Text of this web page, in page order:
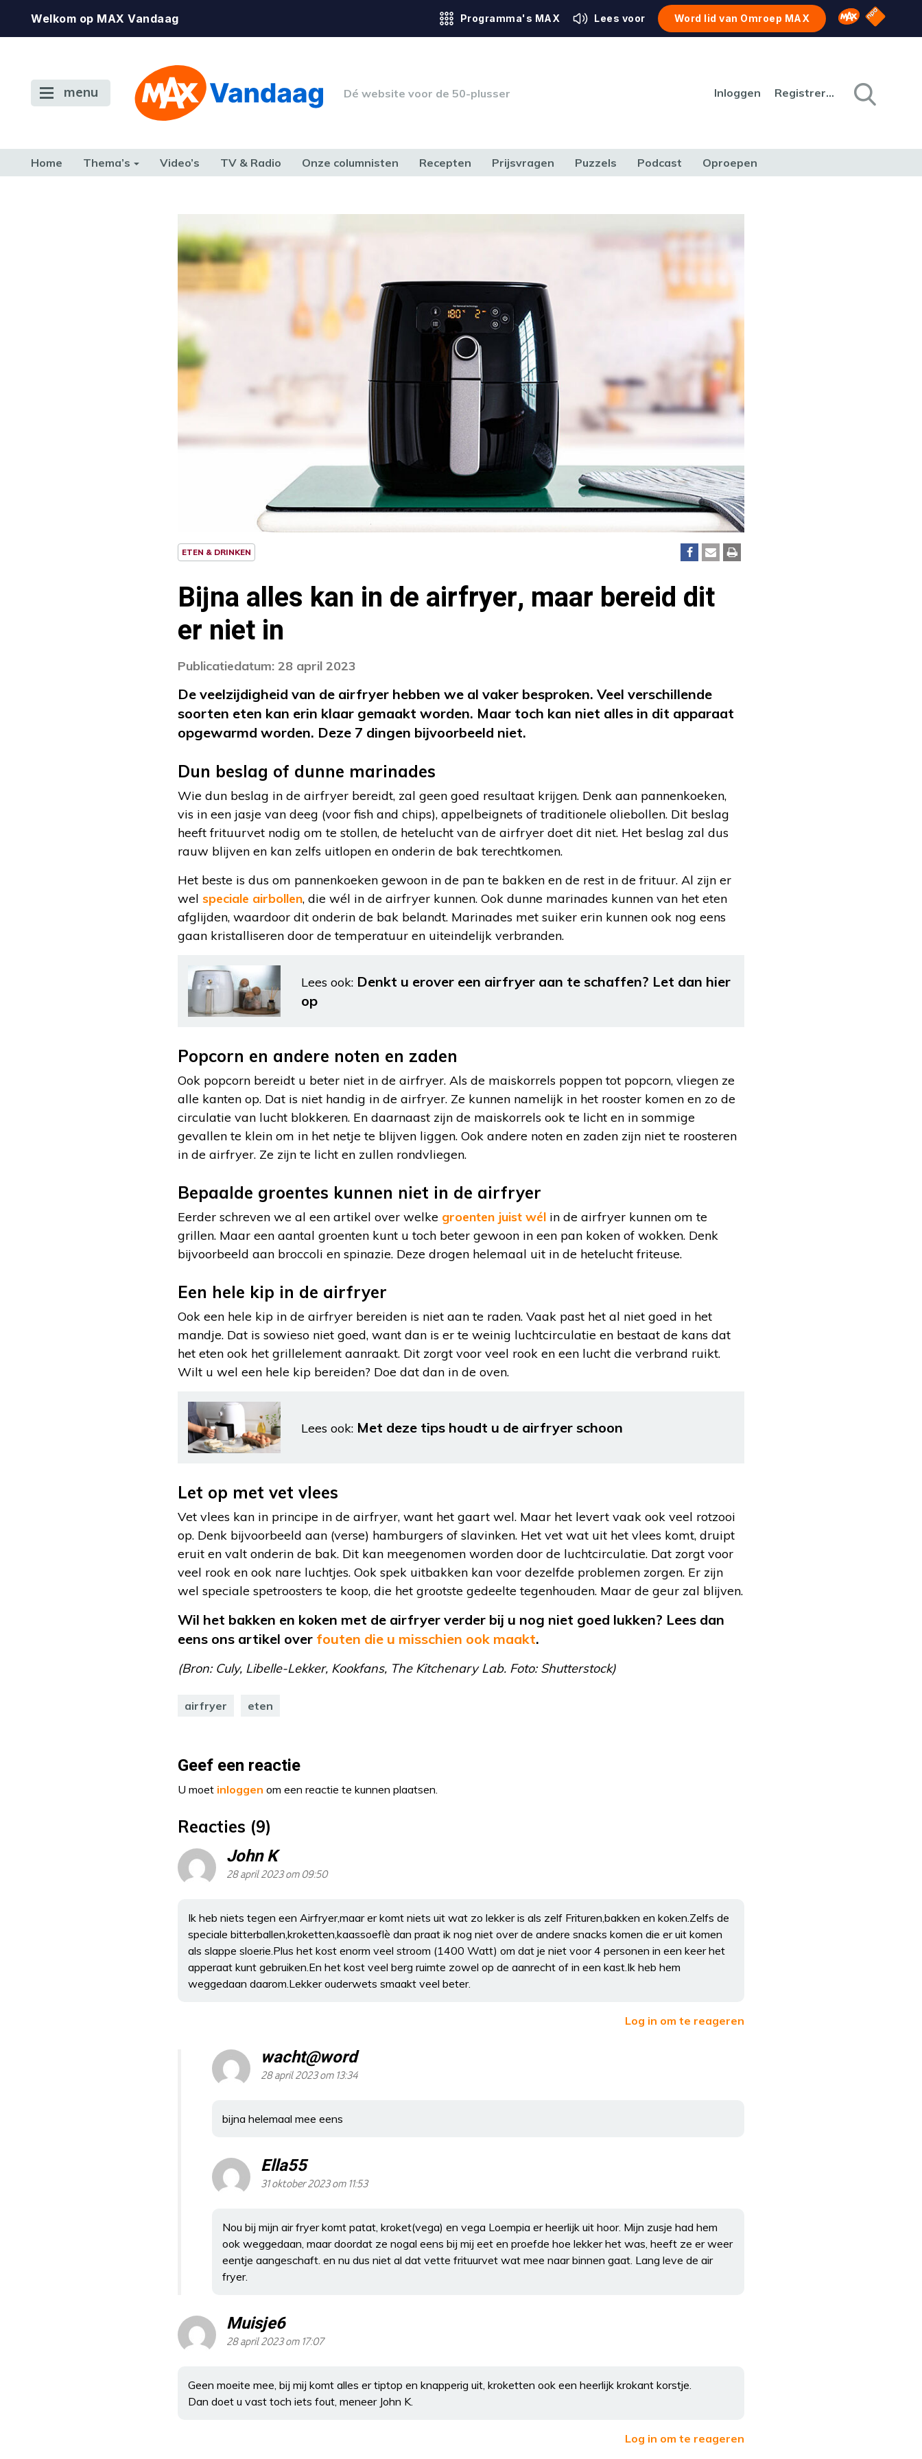
Welkom op MAX Vandaag Programma's MAX Lees voor Word lid van Omroep MAX Omroep MAX
NPO
menu Dé website voor de 50-plusser Inloggen Registreren
Home Thema’s Video’s TV & Radio Onze columnisten Recepten Prijsvragen Puzzels Podcast Oproepen
ETEN & DRINKEN
Bijna alles kan in de airfryer, maar bereid dit
er niet in
Publicatiedatum: 28 april 2023
De veelzijdigheid van de airfryer hebben we al vaker besproken. Veel verschillende
soorten eten kan erin klaar gemaakt worden. Maar toch kan niet alles in dit apparaat
opgewarmd worden. Deze 7 dingen bijvoorbeeld niet.
Dun beslag of dunne marinades
Wie dun beslag in de airfryer bereidt, zal geen goed resultaat krijgen. Denk aan pannenkoeken,
vis in een jasje van deeg (voor fish and chips), appelbeignets of traditionele oliebollen. Dit beslag
heeft frituurvet nodig om te stollen, de hetelucht van de airfryer doet dit niet. Het beslag zal dus
rauw blijven en kan zelfs uitlopen en onderin de bak terechtkomen.
Het beste is dus om pannenkoeken gewoon in de pan te bakken en de rest in de frituur. Al zijn er
wel speciale airbollen, die wél in de airfryer kunnen. Ook dunne marinades kunnen van het eten
afglijden, waardoor dit onderin de bak belandt. Marinades met suiker erin kunnen ook nog eens
gaan kristalliseren door de temperatuur en uiteindelijk verbranden.
Lees ook: Denkt u erover een airfryer aan te schaffen? Let dan hier
op
Popcorn en andere noten en zaden
Ook popcorn bereidt u beter niet in de airfryer. Als de maiskorrels poppen tot popcorn, vliegen ze
alle kanten op. Dat is niet handig in de airfryer. Ze kunnen namelijk in het rooster komen en zo de
circulatie van lucht blokkeren. En daarnaast zijn de maiskorrels ook te licht en in sommige
gevallen te klein om in het netje te blijven liggen. Ook andere noten en zaden zijn niet te roosteren
in de airfryer. Ze zijn te licht en zullen rondvliegen.
Bepaalde groentes kunnen niet in de airfryer
Eerder schreven we al een artikel over welke groenten juist wél in de airfryer kunnen om te
grillen. Maar een aantal groenten kunt u toch beter gewoon in een pan koken of wokken. Denk
bijvoorbeeld aan broccoli en spinazie. Deze drogen helemaal uit in de hetelucht friteuse.
Een hele kip in de airfryer
Ook een hele kip in de airfryer bereiden is niet aan te raden. Vaak past het al niet goed in het
mandje. Dat is sowieso niet goed, want dan is er te weinig luchtcirculatie en bestaat de kans dat
het eten ook het grillelement aanraakt. Dit zorgt voor veel rook en een lucht die verbrand ruikt.
Wilt u wel een hele kip bereiden? Doe dat dan in de oven.
Lees ook: Met deze tips houdt u de airfryer schoon
Let op met vet vlees
Vet vlees kan in principe in de airfryer, want het gaart wel. Maar het levert vaak ook veel rotzooi
op. Denk bijvoorbeeld aan (verse) hamburgers of slavinken. Het vet wat uit het vlees komt, druipt
eruit en valt onderin de bak. Dit kan meegenomen worden door de luchtcirculatie. Dat zorgt voor
veel rook en ook nare luchtjes. Ook spek uitbakken kan voor dezelfde problemen zorgen. Er zijn
wel speciale spetroosters te koop, die het grootste gedeelte tegenhouden. Maar de geur zal blijven.
Wil het bakken en koken met de airfryer verder bij u nog niet goed lukken? Lees dan
eens ons artikel over fouten die u misschien ook maakt.
(Bron: Culy, Libelle-Lekker, Kookfans, The Kitchenary Lab. Foto: Shutterstock)
airfryer eten
Geef een reactie
U moet inloggen om een reactie te kunnen plaatsen.
Reacties (9)
John K
28 april 2023 om 09:50
Ik heb niets tegen een Airfryer,maar er komt niets uit wat zo lekker is als zelf Frituren,bakken en koken.Zelfs de
speciale bitterballen,kroketten,kaassoeflè dan praat ik nog niet over de andere snacks komen die er uit komen
als slappe sloerie.Plus het kost enorm veel stroom (1400 Watt) om dat je niet voor 4 personen in een keer het
apperaat kunt gebruiken.En het kost veel berg ruimte zowel op de aanrecht of in een kast.Ik heb hem
weggedaan daarom.Lekker ouderwets smaakt veel beter.
Log in om te reageren
wacht@word
28 april 2023 om 13:34
bijna helemaal mee eens
Ella55
31 oktober 2023 om 11:53
Nou bij mijn air fryer komt patat, kroket(vega) en vega Loempia er heerlijk uit hoor. Mijn zusje had hem
ook weggedaan, maar doordat ze nogal eens bij mij eet en proefde hoe lekker het was, heeft ze er weer
eentje aangeschaft. en nu dus niet al dat vette frituurvet wat mee naar binnen gaat. Lang leve de air
fryer.
Muisje6
28 april 2023 om 17:07
Geen moeite mee, bij mij komt alles er tiptop en knapperig uit, kroketten ook een heerlijk krokant korstje.
Dan doet u vast toch iets fout, meneer John K.
Log in om te reageren